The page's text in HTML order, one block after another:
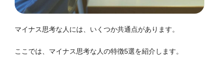
マイナス思考な人には、いくつか共通点があります。
ここでは、マイナス思考な人の特徴5選を紹介します。